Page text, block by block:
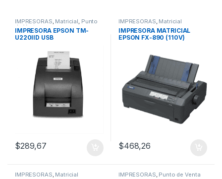
IMPRESORAS, Matricial, Punto
de Venta
IMPRESORA EPSON TM-
U220IID USB
$289,67
IMPRESORAS, Matricial
IMPRESORA MATRICIAL
EPSON FX-890 (110V)
$468,26
IMPRESORAS, Matricial IMPRESORAS, Punto de Venta